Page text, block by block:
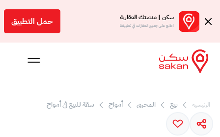
سكن | منصتك العقارية
اطلع على جميع العقارات في تطبيقنا حمل التطبيق
الرئيسية بيع المحرق أمواج شقة للبيع في أمواج